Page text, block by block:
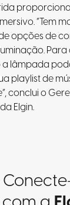
“Tem
opções de
lâmpada
playlist de
conclui o
Elgin.